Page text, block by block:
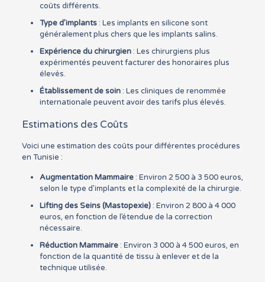
coûts différents.
Type d’implants: Les implants en silicone sont
généralement plus chers que les implants salins.
Expérience du chirurgien: Les chirurgiens plus
expérimentés peuvent facturer des honoraires plus
élevés.
Établissement de soin: Les cliniques de renommée
internationale peuvent avoir des tarifs plus élevés.
Estimations des Coûts
Voici une estimation des coûts pour différentes procédures
en Tunisie :
Augmentation Mammaire: Environ 2 500 à 3 500 euros,
selon le type d’implants et la complexité de la chirurgie.
Lifting des Seins (Mastopexie): Environ 2 800 à 4 000
euros, en fonction de l’étendue de la correction
nécessaire.
Réduction Mammaire: Environ 3 000 à 4 500 euros, en
fonction de la quantité de tissu à enlever et de la
technique utilisée.